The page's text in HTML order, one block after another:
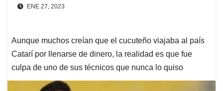
ENE 27, 2023
Aunque muchos creían que el cucuteño viajaba al país
Catarí por llenarse de dinero, la realidad es que fue
culpa de uno de sus técnicos que nunca lo quiso